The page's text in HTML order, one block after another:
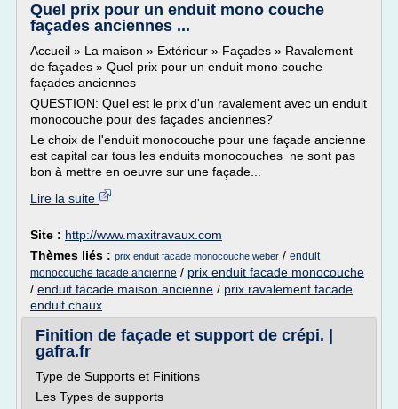
Quel prix pour un enduit mono couche
façades anciennes ...
Accueil » La maison » Extérieur » Façades » Ravalement
de façades » Quel prix pour un enduit mono couche
façades anciennes
QUESTION: Quel est le prix d'un ravalement avec un enduit
monocouche pour des façades anciennes?
Le choix de l'enduit monocouche pour une façade ancienne
est capital car tous les enduits monocouches ne sont pas
bon à mettre en oeuvre sur une façade...
Lire la suite
Site : http://www.maxitravaux.com
Thèmes liés : prix enduit facade monocouche weber / enduit
monocouche facade ancienne / prix enduit facade monocouche
/ enduit facade maison ancienne / prix ravalement facade
enduit chaux
Finition de façade et support de crépi. |
gafra.fr
Type de Supports et Finitions
Les Types de supports